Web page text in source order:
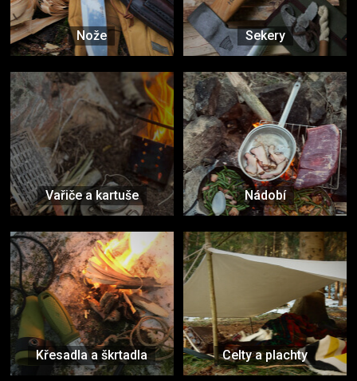
Nože Sekery
Vařiče a kartuše Nádobí
Křesadla a škrtadla Celty a plachty